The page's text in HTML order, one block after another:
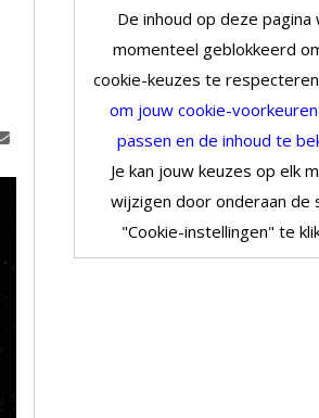
De inhoud op deze
momenteel geblokkeerd
cookie-keuzes te
om jouw cookie-
passen en de inhoud te
Je kan jouw keuzes op elk
wijzigen door onderaan de
"Cookie-instellingen" te